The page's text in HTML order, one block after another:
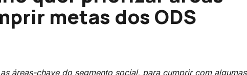
metas dos ODS
áreas-chave do segmento social, para cumprir com algumas